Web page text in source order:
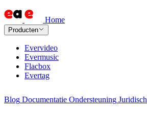
Home
Producten
Evervideo
Evermusic
Flacbox
Evertag
Blog Documentatie Ondersteuning Juridisch